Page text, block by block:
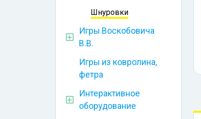
Шнуровки
Игры Воскобовича
В.В.
Игры из ковролина,
фетра
Интерактивное
оборудование